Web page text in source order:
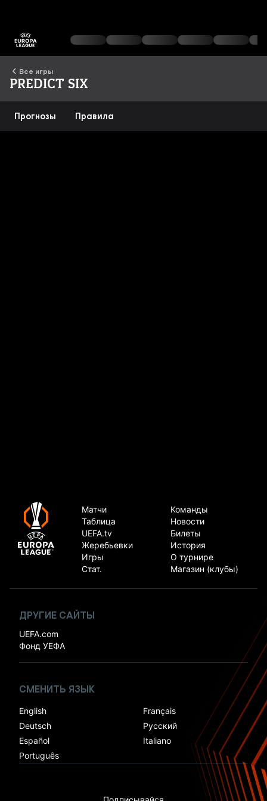
Все игры
Predict Six
Прогнозы Правила
Лига Европы УЕФА
Матчи
Таблица
UEFA.tv
Жеребьевки
Игры
Стат.
Команды
Новости
Билеты
История
О турнире
Магазин (клубы)
ДРУГИЕ САЙТЫ
UEFA.com
Фонд УЕФА
СМЕНИТЬ ЯЗЫК
English
Français
Deutsch
Русский
Español
Italiano
Português